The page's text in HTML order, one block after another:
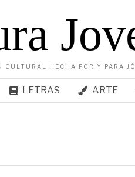
CULTURAL HECHA POR Y PARA
LETRAS ARTE